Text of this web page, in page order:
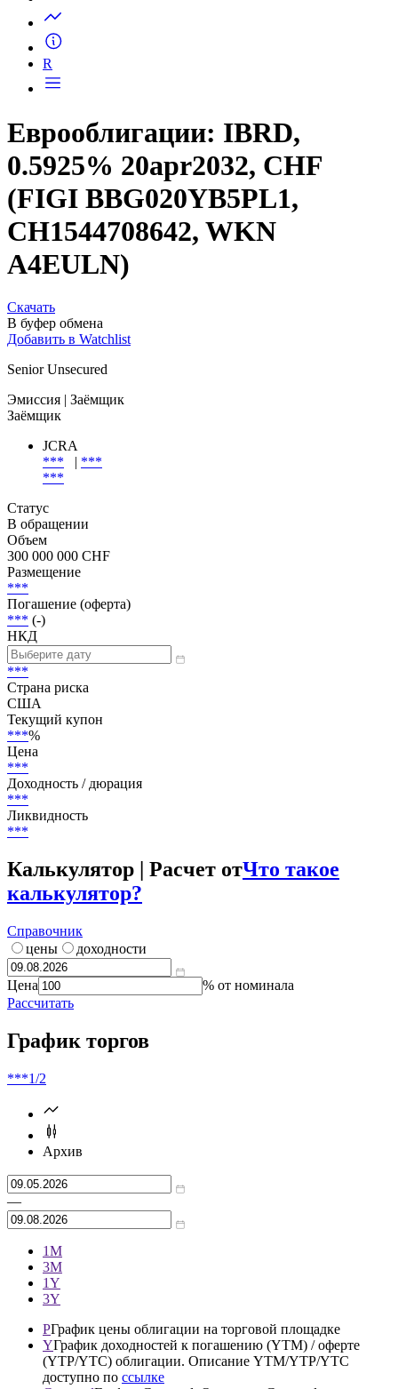
Еврооблигации: IBRD,
0.5925% 20apr2032, CHF
(FIGI BBG020YB5PL1,
A4EULN)
Скачать
Добавить в Watchlist
Эмиссия | Заёмщик
Заёмщик
JCRA
*** |***
***
Статус
В обращении
Объем
300 000 000 CHF
Размещение
***
Погашение (оферта)
***
НКД
***
Страна риска
США
Текущий купон
***
Цена
***
***
Ликвидность
***
Калькулятор | Расчет от
калькулятор?
Справочник
цены
Цена
График торгов
1/2
Архив
3М
1Y
3Y